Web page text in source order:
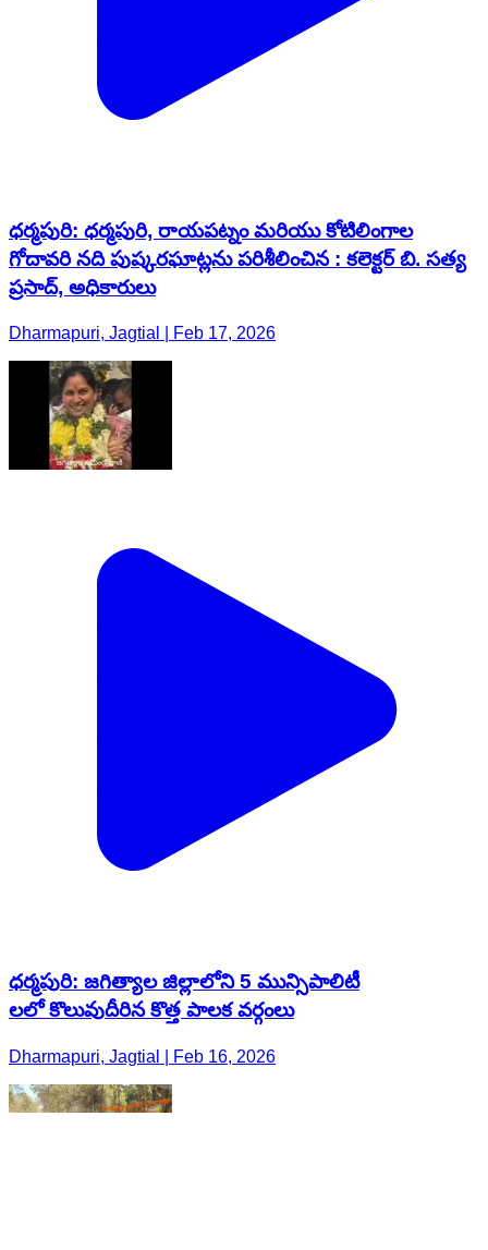
ధర్మపురి: ధర్మపురి, రాయపట్నం మరియు కోటిలింగాల
గోదావరి నది పుష్కరఘాట్లను పరిశీలించిన : కలెక్టర్ బి. సత్య
ప్రసాద్, అధికారులు
Dharmapuri, Jagtial | Feb 17, 2026
ధర్మపురి: జగిత్యాల జిల్లాలోని 5 మున్సిపాలిటీ
లలో కొలువుదీరిన కొత్త పాలక వర్గంలు
Dharmapuri, Jagtial | Feb 16, 2026